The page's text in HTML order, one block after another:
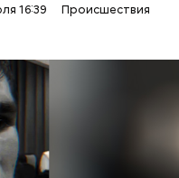
16:39 Происшествия
оборот
дела